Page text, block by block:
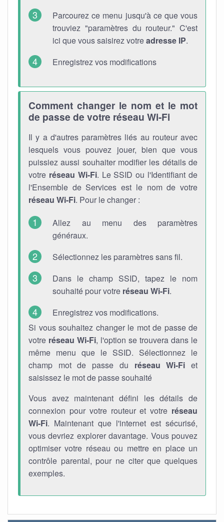
Parcourez ce menu jusqu'à ce que vous
trouviez "paramètres du routeur." C'est
ici que vous saisirez votreadresse IP.
Enregistrez vos modifications
Comment changer le nom et le mot
de passe de votre réseau Wi-Fi
Il y a d'autres paramètres liés au routeur avec
lesquels vous pouvez jouer, bien que vous
puissiez aussi souhaiter modifier les détails de
votre réseau Wi-Fi. Le SSID ou l'Identifiant de
l'Ensemble de Services est le nom de votre
réseau Wi-Fi. Pour le changer :
Allez au menu des paramètres
généraux.
Sélectionnez les paramètres sans fil.
Dans le champ SSID, tapez le nom
souhaité pour votre réseau Wi-Fi.
Enregistrez vos modifications.
Si vous souhaitez changer le mot de passe de
votre réseau Wi-Fi, l'option se trouvera dans le
même menu que le SSID. Sélectionnez le
champ mot de passe du réseau Wi-Fi et
saisissez le mot de passe souhaité
Vous avez maintenant défini les détails de
connexion pour votre routeur et votre réseau
Wi-Fi. Maintenant que l'internet est sécurisé,
vous devriez explorer davantage. Vous pouvez
optimiser votre réseau ou mettre en place un
contrôle parental, pour ne citer que quelques
exemples.